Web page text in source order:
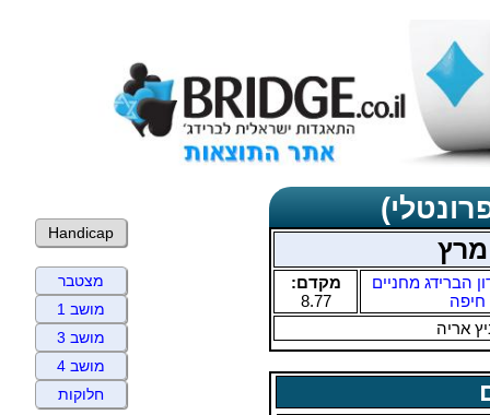
מרץ
הברידג מחניים
חיפה
מקדם:
8.77
אריה
Handicap
מצטבר
מושב 1
מושב 3
מושב 4
חלוקות